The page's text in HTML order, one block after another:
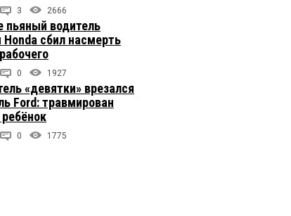
3 2666
пьяный водитель
сбил насмерть
0 1927
«девятки» врезался
Ford: травмирован
0 1775